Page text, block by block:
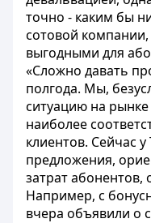
точно - каким бы
сотовой компании,
выгодными для
«Сложно давать
полгода. Мы,
ситуацию на
наиболее
клиентов. Сейчас
предложения,
затрат абонентов,
Например, с
вчера объявили о